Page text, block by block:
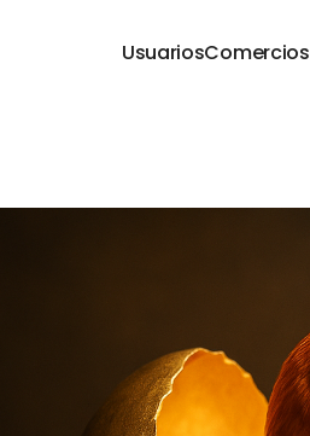
UsuariosComercios